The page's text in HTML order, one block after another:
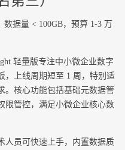
数据量 < 100GB，预算 1-3 万
轻量版专注中小微企业数字
，上线周期短至 1 周，特别适
。核心功能包括基础元数据管
限管控，满足小微企业核心数
人员可快速上手，内置数据质